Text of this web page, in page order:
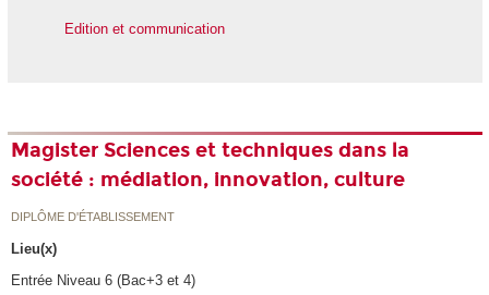
Edition et communication
Magister Sciences et techniques dans la
société : médiation, innovation, culture
DIPLÔME D'ÉTABLISSEMENT
Lieu(x)
Entrée Niveau 6 (Bac+3 et 4)